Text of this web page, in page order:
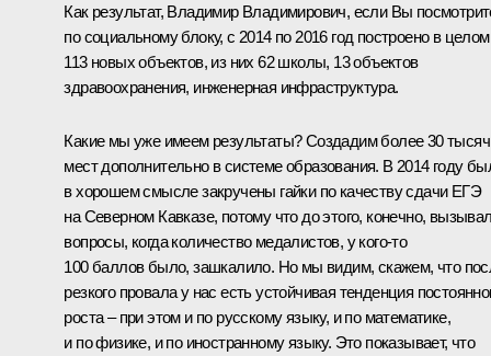
Как результат, Владимир Владимирович, если Вы
по социальному блоку, с 2014 по 2016 год построено в целом
113 новых объектов, из них 62 школы, 13 объектов
здравоохранения, инженерная инфраструктура.
Какие мы уже имеем результаты? Создадим более 30 тысяч
мест дополнительно в системе образования. В 2014 году
в хорошем смысле закручены гайки по качеству сдачи ЕГЭ
на Северном Кавказе, потому что до этого, конечно,
вопросы, когда количество медалистов, у кого‑то
100 баллов было, зашкалило. Но мы видим, скажем, что
резкого провала у нас есть устойчивая тенденция
роста – при этом и по русскому языку, и по математике,
и по физике, и по иностранному языку. Это показывает, что